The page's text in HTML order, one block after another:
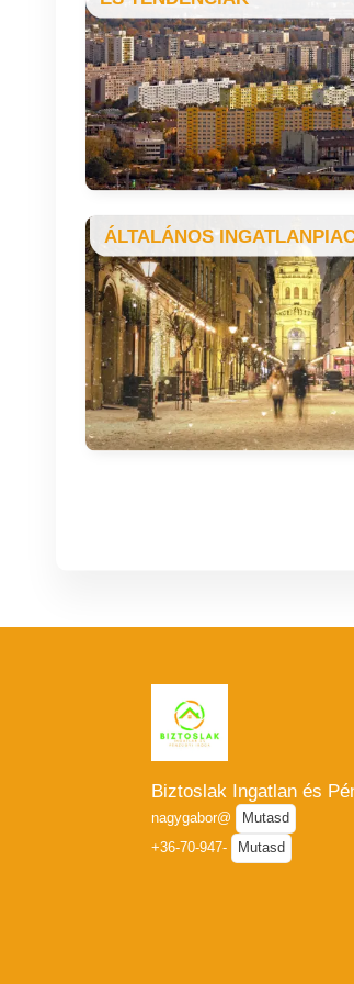
ÁLTALÁNOS
Biztoslak Ingatlan és
nagygabor@
Mutasd
+36-70-947-
Mutasd